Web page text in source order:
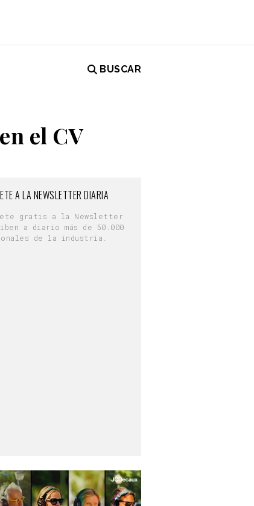
BUSCAR
el CV
A LA NEWSLETTER DIARIA
gratis a la Newsletter
a diario más de 50.000
de la industria.